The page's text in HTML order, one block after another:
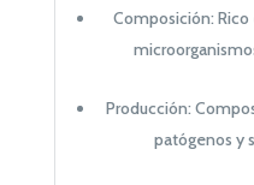
Composición:
Producción:
patógenos y